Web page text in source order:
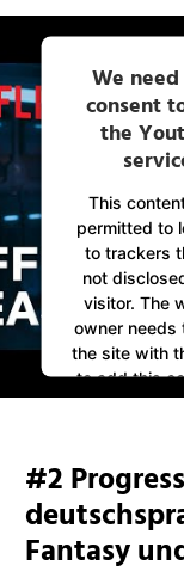
We
consent
the
This
permitted to
to trackers
not
visitor. The
owner needs
the site with
to add this
the list of
Usercentrics
#2
Fantasy